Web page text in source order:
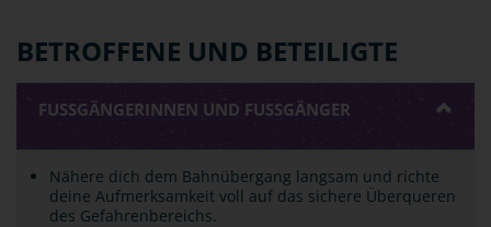
BETROFFENE UND BETEILIGTE
FUSSGÄNGERINNEN UND FUSSGÄNGER
Nähere dich dem Bahnübergang langsam und richte
deine Aufmerksamkeit voll auf das sichere Überqueren
des Gefahrenbereichs.